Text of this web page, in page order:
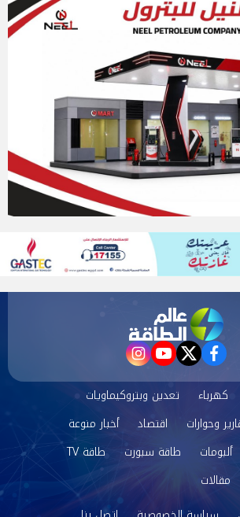
facebook
twitter
youtube
instagram
كهرباء
تعدين وبتروكيماويات
وحوارات اقتصاد
أخبار منوعة
ألبومات طاقة سبورت
طاقة TV
مقالات